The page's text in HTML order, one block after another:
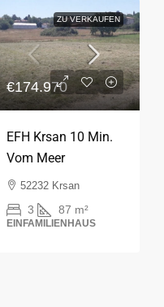
ZU VERKAUFEN
€174.970
EFH Krsan 10 Min.
Vom Meer
52232 Krsan
3 87 m²
EINFAMILIENHAUS